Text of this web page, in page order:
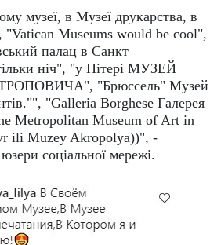
музеї, в Музеї друкарства, в
Museums would be cool",
палац в Санкт
ніч", "у Пітері МУЗЕЙ
"Брюссель" Музей
"Galleria Borghese Галерея
Metropolitan Museum of Art in
ili Muzey Akropolya))", -
соціальної мережі.